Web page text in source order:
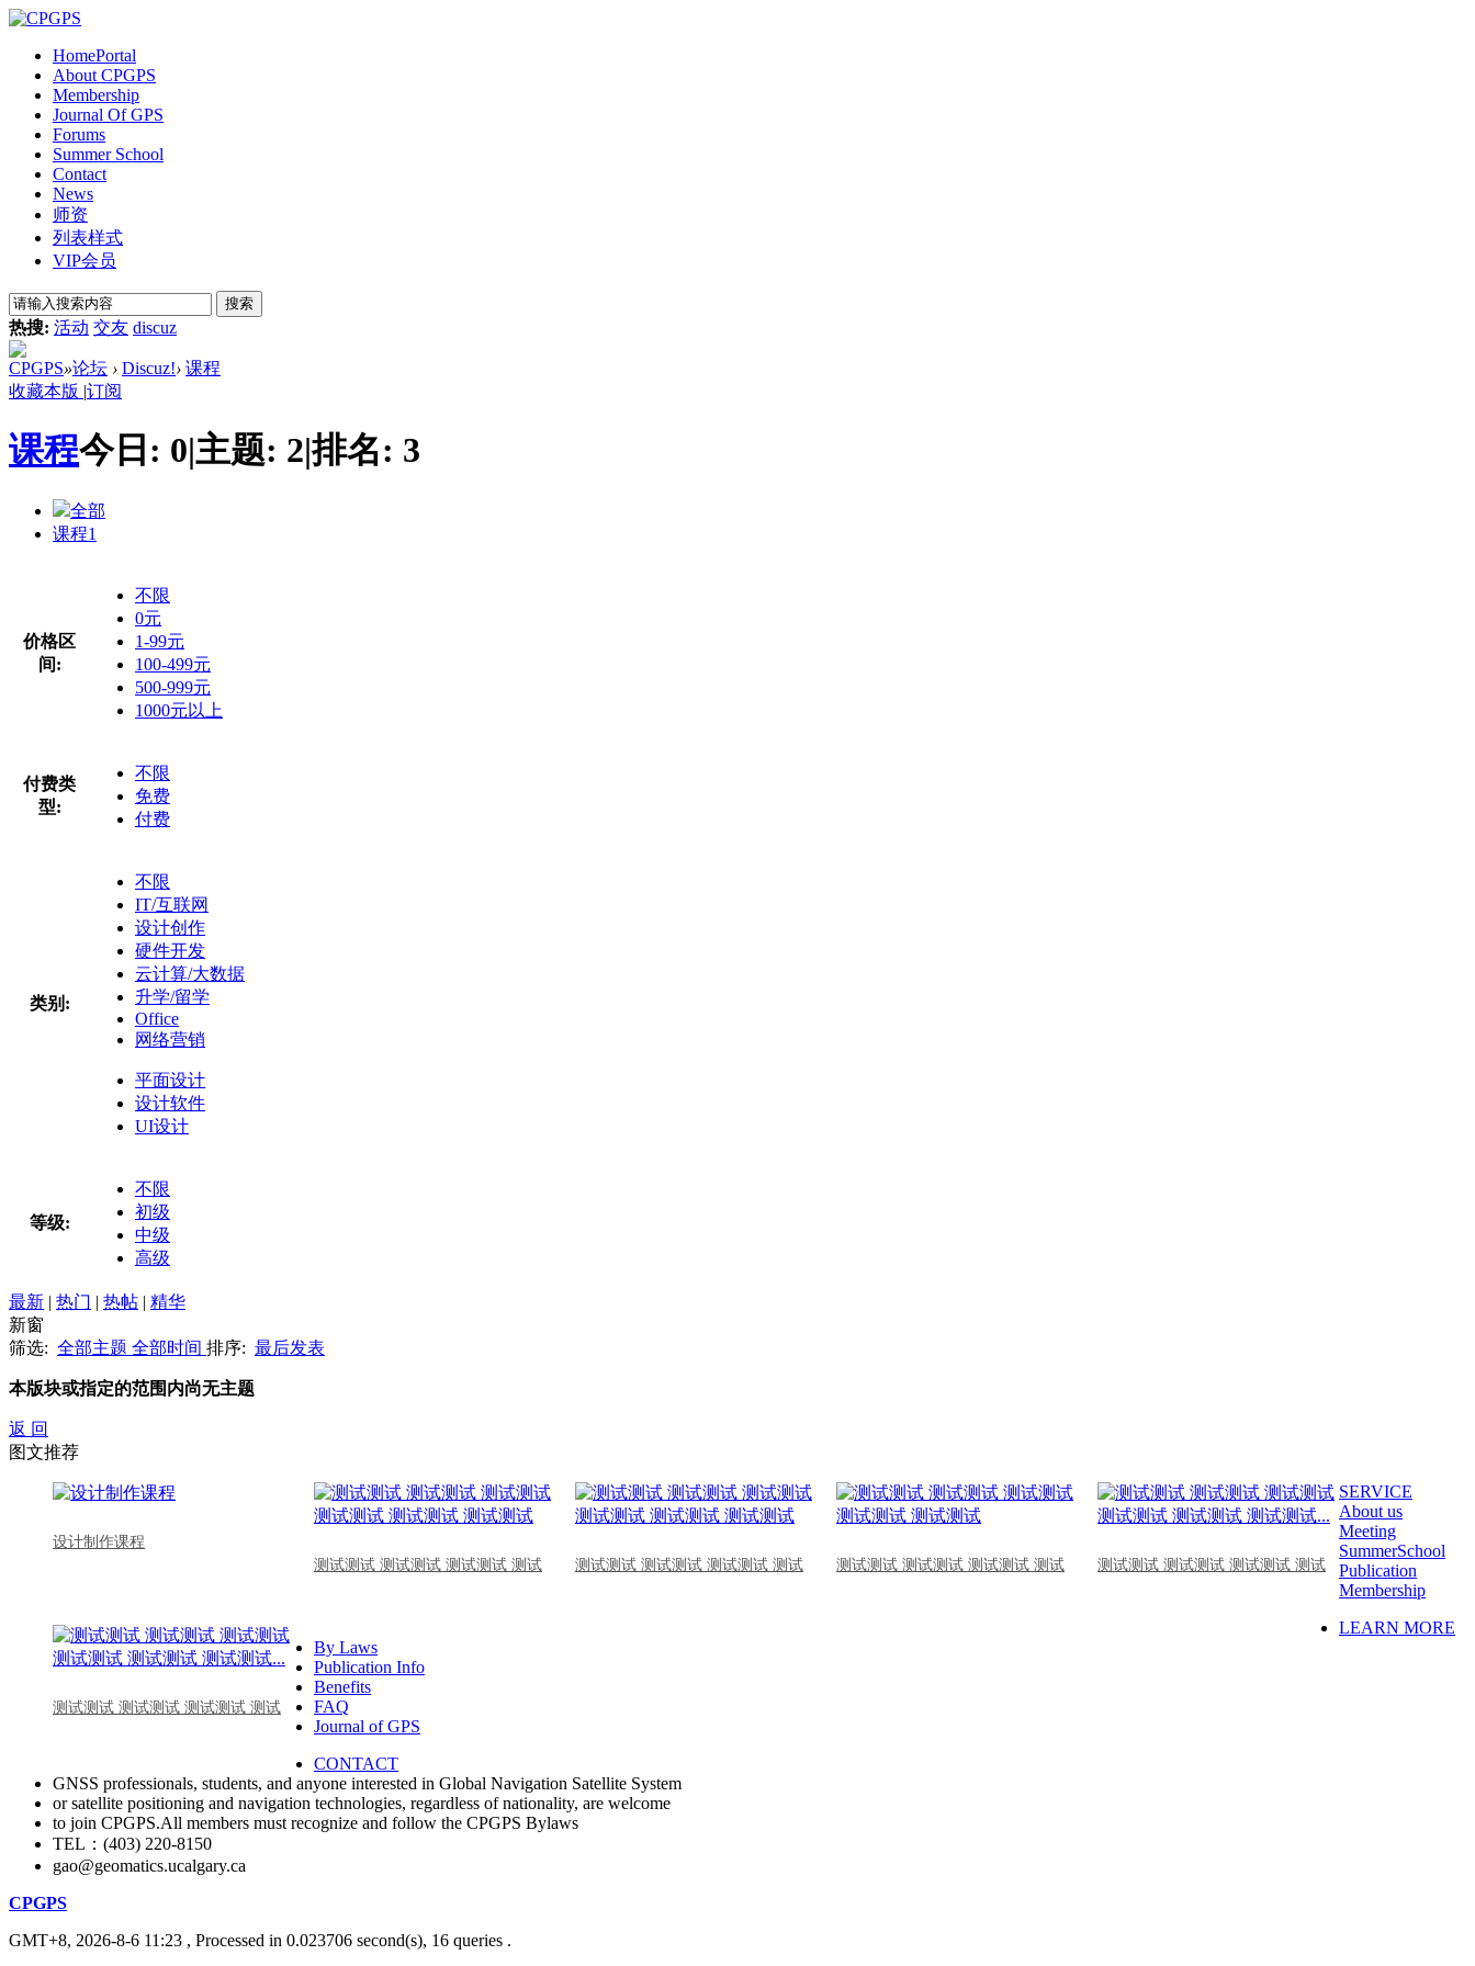
HomePortal
About CPGPS
Membership
Journal Of GPS
Forums
Summer School
Contact
News
师资
列表样式
VIP会员
搜索
热搜: 活动 交友 discuz
CPGPS»论坛 › Discuz!› 课程
收藏本版 |订阅
课程今日: 0|主题: 2|排名: 3
全部
课程1
价格区
间:
不限
0元
1-99元
100-499元
500-999元
1000元以上
付费类
型:
不限
免费
付费
类别:
不限
IT/互联网
设计创作
硬件开发
云计算/大数据
升学/留学
Office
网络营销
平面设计
设计软件
UI设计
等级:
不限
初级
中级
高级
最新 | 热门 | 热帖 | 精华
新窗
筛选: 全部主题 全部时间 排序: 最后发表
本版块或指定的范围内尚无主题
返 回
图文推荐
设计制作课程
测试测试 测试测试 测试测试 测试
测试测试 测试测试 测试测试 测试 测试测试 测试测试 测试测试 测试 测试测试 测试测试 测试测试 测试
测试测试 测试测试 测试测试 测试
SERVICE
About us
Meeting
SummerSchool
Publication
Membership
LEARN MORE
By Laws
Publication Info
Benefits
FAQ
Journal of GPS
CONTACT
GNSS professionals, students, and anyone interested in Global Navigation Satellite System
or satellite positioning and navigation technologies, regardless of nationality, are welcome
to join CPGPS.All members must recognize and follow the CPGPS Bylaws
TEL：(403) 220-8150
gao@geomatics.ucalgary.ca
CPGPS
GMT+8, 2026-8-6 11:23 , Processed in 0.023706 second(s), 16 queries .